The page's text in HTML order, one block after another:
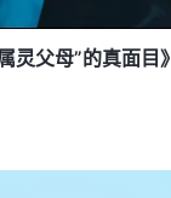
灵父母”的真面目》